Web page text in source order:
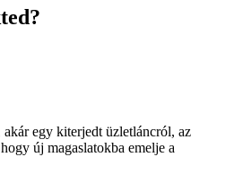
egy kiterjedt üzletláncról, az
új magaslatokba emelje a